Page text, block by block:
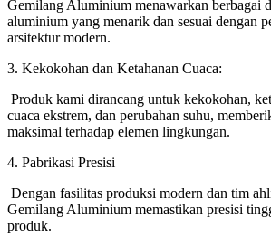
Gemilang Aluminium menawarkan berbagai
aluminium yang menarik dan sesuai dengan
arsitektur modern.
3. Kekokohan dan Ketahanan Cuaca:
Produk kami dirancang untuk kekokohan,
cuaca ekstrem, dan perubahan suhu,
maksimal terhadap elemen lingkungan.
4. Pabrikasi Presisi
Dengan fasilitas produksi modern dan tim
Gemilang Aluminium memastikan presisi
produk.